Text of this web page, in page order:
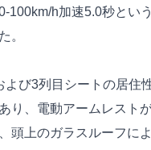
100km/h加速5.0秒と
。
よび3列目シートの居住
り、電動アームレスト
頭上のガラスルーフに